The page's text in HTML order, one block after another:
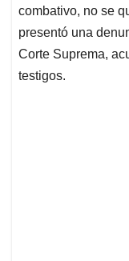
combativo, no se
presentó una
Corte Suprema,
testigos.